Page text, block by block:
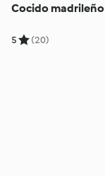
Cocido madrileño
5 (20)